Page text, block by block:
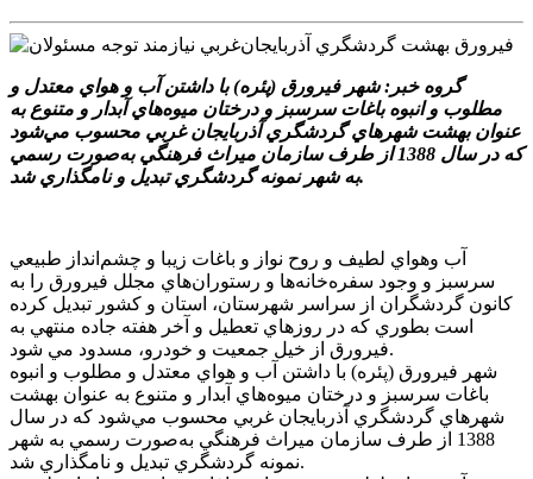
گروه خبر: شهر فيرورق (پئره) با داشتن آب و هواي معتدل و
مطلوب و انبوه باغات سرسبز و درختان ميوه‌هاي آبدار و متنوع به
عنوان بهشت شهرهاي گردشگري آذربايجان غربي محسوب مي‌شود
که در سال 1388 از طرف سازمان ميراث فرهنگي به‌صورت رسمي
به شهر نمونه گردشگري تبديل و نامگذاري شد.
آب وهواي لطيف و روح نواز و باغات زيبا و چشم‌انداز طبيعي
سرسبز و وجود سفره‌خانه‌ها و رستوران‌هاي مجلل فيرورق را به
کانون گردشگران از سراسر شهرستان، استان و کشور تبديل کرده
است بطوري که در روزهاي تعطيل و آخر هفته جاده منتهي به
فيرورق از خيل جمعيت و خودرو، مسدود مي شود.
شهر فيرورق (پئره) با داشتن آب و هواي معتدل و مطلوب و انبوه
باغات سرسبز و درختان ميوه‌هاي آبدار و متنوع به عنوان بهشت
شهرهاي گردشگري آذربايجان غربي محسوب مي‌شود که در سال
1388 از طرف سازمان ميراث فرهنگي به‌صورت رسمي به شهر
نمونه گردشگري تبديل و نامگذاري شد.